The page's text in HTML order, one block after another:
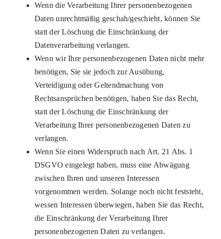
Wenn die Verarbeitung Ihrer personenbezogenen
Daten unrechtmäßig geschah/geschieht, können Sie
statt der Löschung die Einschränkung der
Datenverarbeitung verlangen.
Wenn wir Ihre personenbezogenen Daten nicht mehr
benötigen, Sie sie jedoch zur Ausübung,
Verteidigung oder Geltendmachung von
Rechtsansprüchen benötigen, haben Sie das Recht,
statt der Löschung die Einschränkung der
Verarbeitung Ihrer personenbezogenen Daten zu
verlangen.
Wenn Sie einen Widerspruch nach Art. 21 Abs. 1
DSGVO eingelegt haben, muss eine Abwägung
zwischen Ihren und unseren Interessen
vorgenommen werden. Solange noch nicht feststeht,
wessen Interessen überwiegen, haben Sie das Recht,
die Einschränkung der Verarbeitung Ihrer
personenbezogenen Daten zu verlangen.